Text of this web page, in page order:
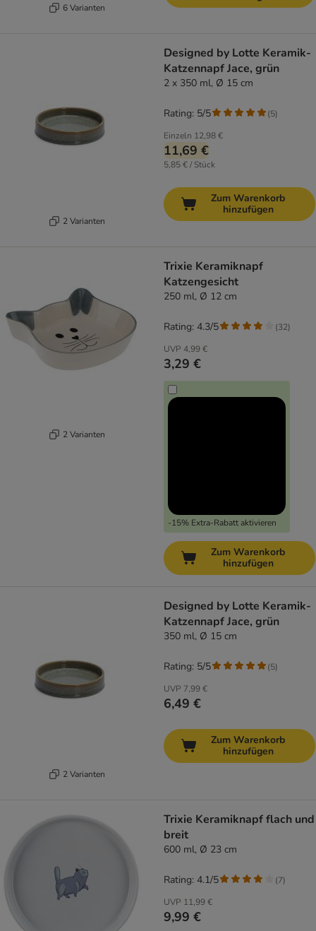
6 Varianten
2 Varianten
Designed by Lotte Keramik-
Katzennapf Jace, grün
2 x 350 ml, Ø 15 cm
Einzeln 12,98 €
11,69 €
5,85 € / Stück
Rating: 5/5 (5)
Zum Warenkorb
hinzufügen
2 Varianten
Trixie Keramiknapf
Katzengesicht
250 ml, Ø 12 cm
UVP 4,99 €
3,29 €
-15% Extra-Rabatt aktivieren
Rating: 4.3/5 (32)
Zum Warenkorb
hinzufügen
2 Varianten
Designed by Lotte Keramik-
Katzennapf Jace, grün
350 ml, Ø 15 cm
UVP 7,99 €
6,49 €
Rating: 5/5 (5)
Zum Warenkorb
hinzufügen
Trixie Keramiknapf flach und
breit
600 ml, Ø 23 cm
UVP 11,99 €
9,99 €
Rating: 4.1/5 (7)